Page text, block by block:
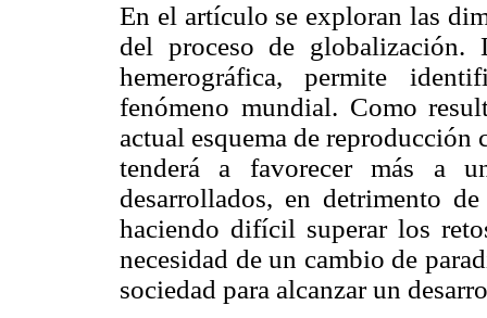
En el artículo se exploran las
del proceso de
hemerográfica, permite
fenómeno mundial. Como
actual esquema de
tenderá a favorecer más a
desarrollados, en detrimento
haciendo difícil superar los
necesidad de un cambio de
sociedad para alcanzar un